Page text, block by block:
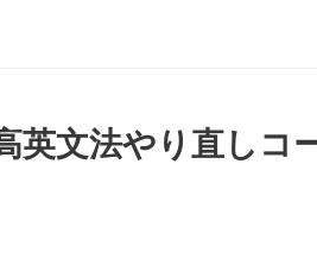
英文法やり直しコ